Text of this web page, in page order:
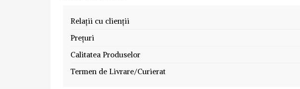
Relații cu clienții
Prețuri
Calitatea Produselor
Termen de Livrare/Curierat